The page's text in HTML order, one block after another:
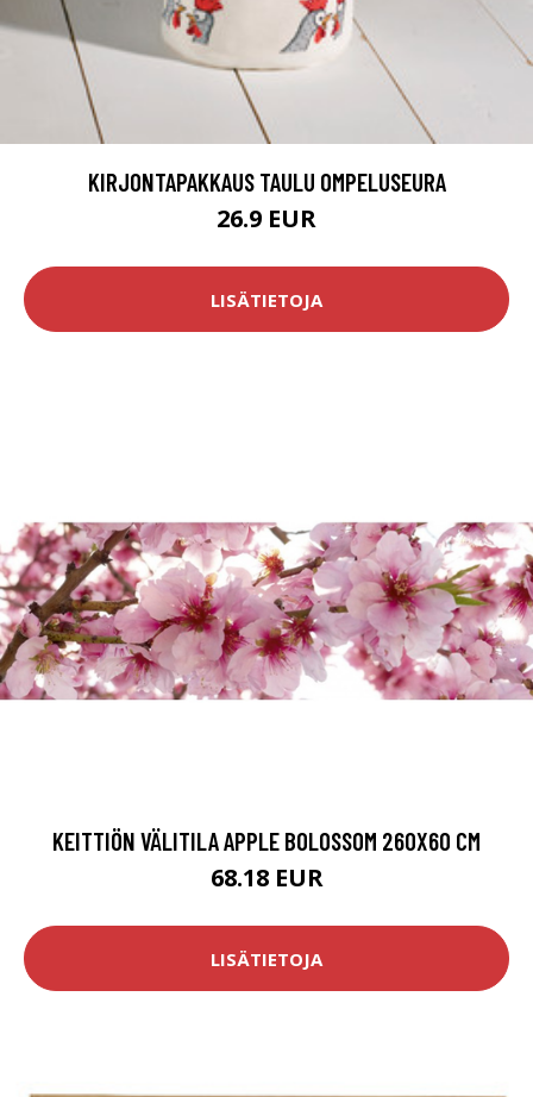
KIRJONTAPAKKAUS TAULU OMPELUSEURA
26.9 EUR
LISÄTIETOJA
KEITTIÖN VÄLITILA APPLE BOLOSSOM 260X60 CM
68.18 EUR
LISÄTIETOJA